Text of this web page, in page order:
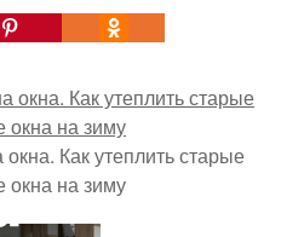
окна. Как утеплить старые
на зиму